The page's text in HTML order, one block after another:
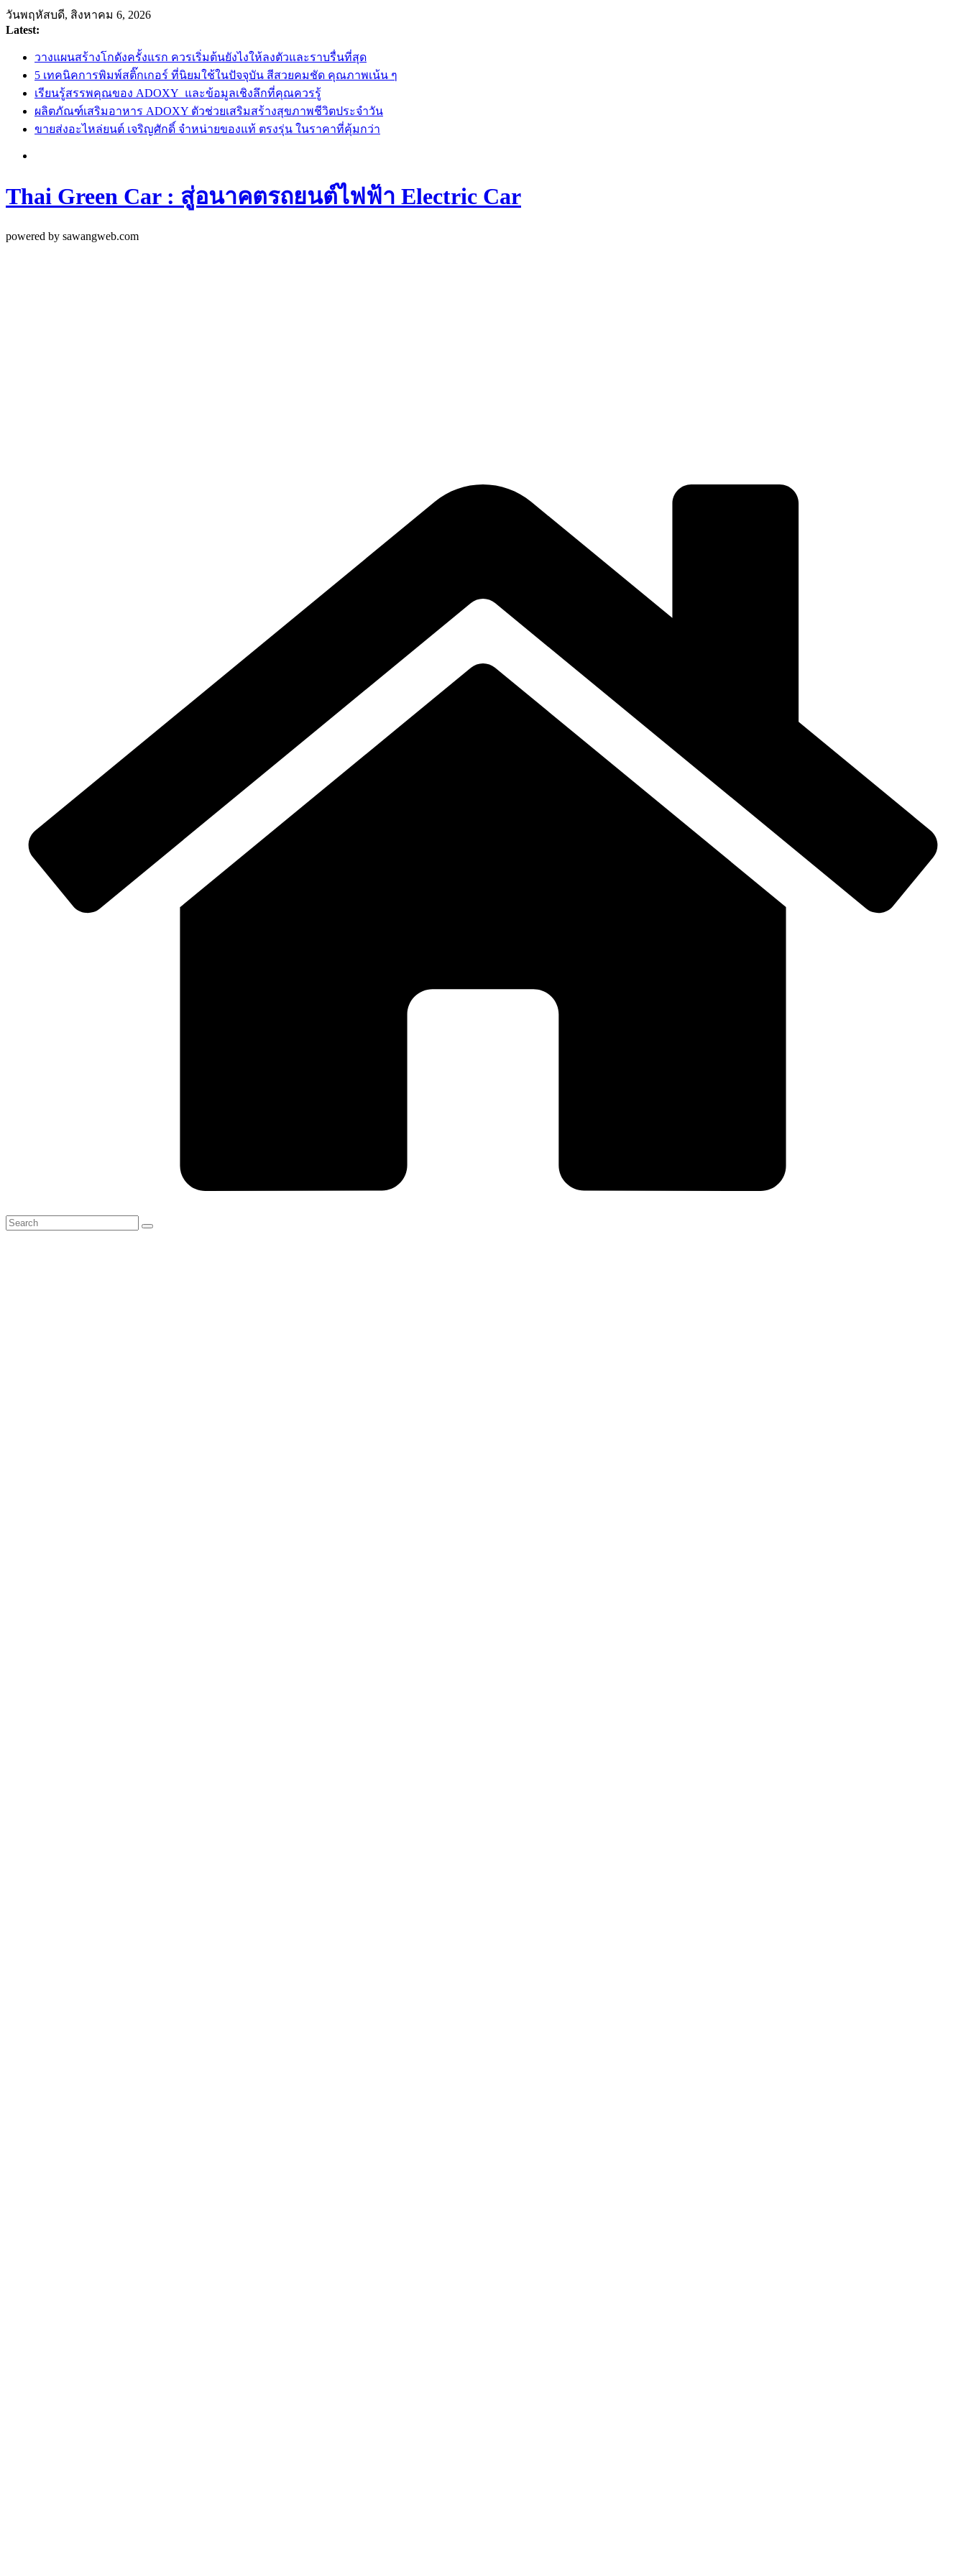
Skip
to
content
วันพฤหัสบดี, สิงหาคม 6, 2026
Latest:
วางแผนสร้างโกดังครั้งแรก ควรเริ่มต้นยังไงให้ลงตัวและราบรื่นที่สุด
5 เทคนิคการพิมพ์สติ๊กเกอร์ ที่นิยมใช้ในปัจจุบัน สีสวยคมชัด คุณภาพเน้น ๆ
เรียนรู้สรรพคุณของ ADOXY และข้อมูลเชิงลึกที่คุณควรรู้
ผลิตภัณฑ์เสริมอาหาร ADOXY ตัวช่วยเสริมสร้างสุขภาพชีวิตประจำวัน
ขายส่งอะไหล่ยนต์ เจริญศักดิ์ จำหน่ายของแท้ ตรงรุ่น ในราคาที่คุ้มกว่า
Thai Green Car : สู่อนาคตรถยนต์ไฟฟ้า Electric Car
powered by sawangweb.com